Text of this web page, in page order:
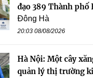
đạo 389 Thành phố
Đông Hà
20:03 08/08/2026
Hà Nội: Một cây
quản lý thị trường